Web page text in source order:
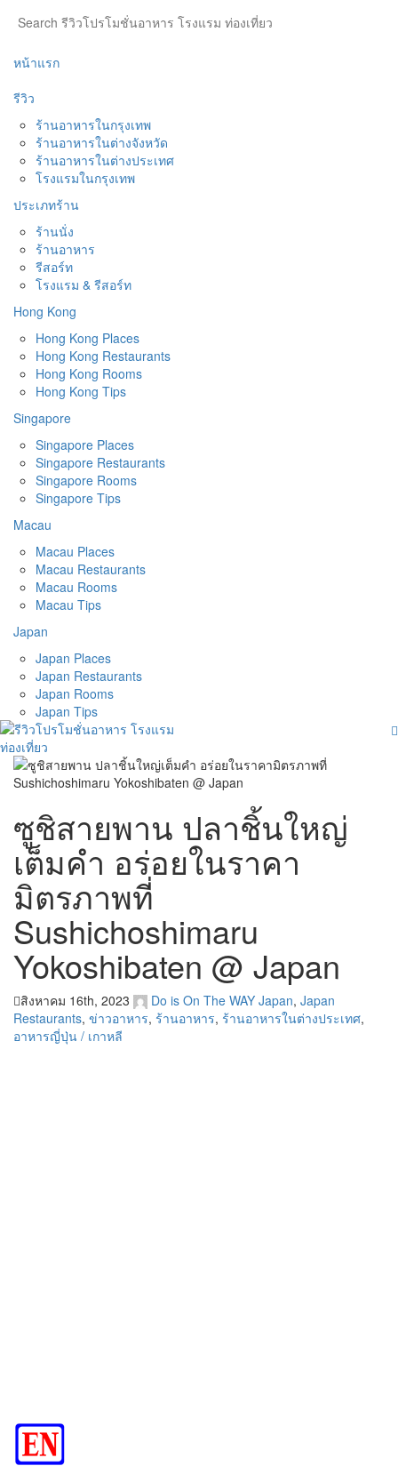
หน้าแรก
รีวิว
ร้านอาหารในกรุงเทพ
ร้านอาหารในต่างจังหวัด
ร้านอาหารในต่างประเทศ
โรงแรมในกรุงเทพ
ประเภทร้าน
ร้านนั่ง
ร้านอาหาร
รีสอร์ท
โรงแรม & รีสอร์ท
Hong Kong
Hong Kong Places
Hong Kong Restaurants
Hong Kong Rooms
Hong Kong Tips
Singapore
Singapore Places
Singapore Restaurants
Singapore Rooms
Singapore Tips
Macau
Macau Places
Macau Restaurants
Macau Rooms
Macau Tips
Japan
Japan Places
Japan Restaurants
Japan Rooms
Japan Tips
ซูชิสายพาน ปลาชิ้นใหญ่
เต็มคำ อร่อยในราคา
มิตรภาพที่
Sushichoshimaru
Yokoshibaten @ Japan
สิงหาคม 16th, 2023 Do is On The WAY Japan, Japan
Restaurants, ข่าวอาหาร, ร้านอาหาร, ร้านอาหารในต่างประเทศ,
อาหารญี่ปุ่น / เกาหลี